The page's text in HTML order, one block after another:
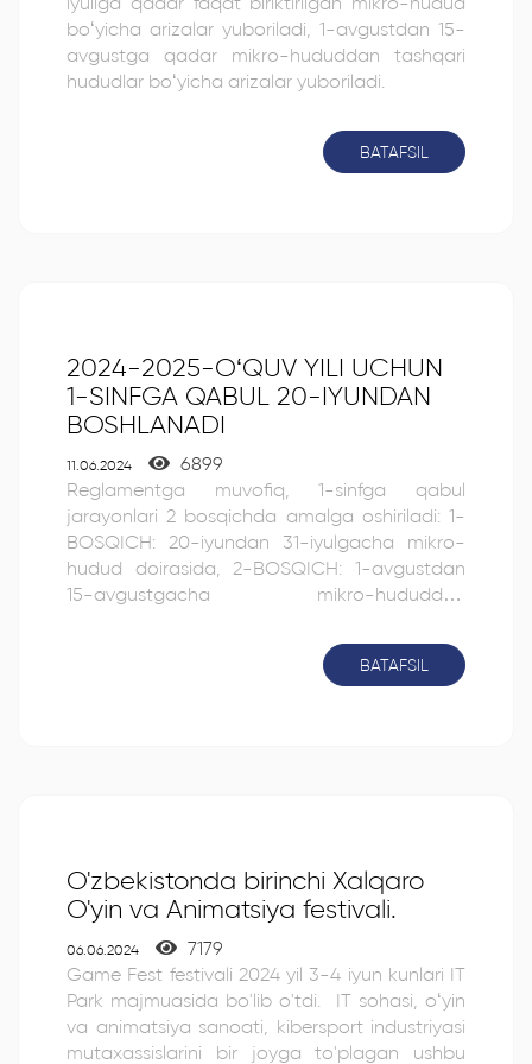
bo‘yicha arizalar yuboriladi, 1-avgustdan 15-
avgustga qadar mikro-hududdan tashqari
hududlar bo‘yicha arizalar yuboriladi.
BATAFSIL
2024-2025-O‘QUV YILI UCHUN
1-SINFGA QABUL 20-IYUNDAN
BOSHLANADI
11.06.2024
6899
Reglamentga muvofiq, 1-sinfga qabul
jarayonlari 2 bosqichda amalga oshiriladi: 1-
BOSQICH: 20-iyundan 31-iyulgacha mikro-
hudud doirasida, 2-BOSQICH: 1-avgustdan
15-avgustgacha mikro-hududdan
BATAFSIL
O'zbekistonda birinchi Xalqaro
O'yin va Animatsiya festivali.
06.06.2024
7179
Game Fest festivali 2024 yil 3-4 iyun kunlari IT
Park majmuasida bo'lib o'tdi. IT sohasi, o‘yin
va animatsiya sanoati, kibersport industriyasi
mutaxassislarini bir joyga to'plagan ushbu